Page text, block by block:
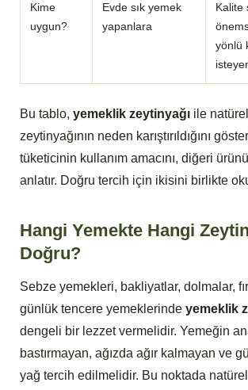
Kime
uygun?
Evde sık yemek
yapanlara
Kalite
yönlü
Bu tablo, yemeklik zeytinyağı ile
zeytinyağının neden karıştırıldığını
tüketicinin kullanım amacını, diğeri
anlatır. Doğru tercih için ikisini birlikte
Hangi Yemekte Hangi
Doğru?
Sebze yemekleri, bakliyatlar, dolmalar,
günlük tencere yemeklerinde yemeklik
dengeli bir lezzet vermelidir. Yemeğin
bastırmayan, ağızda ağır kalmayan ve
yağ tercih edilmelidir. Bu noktada